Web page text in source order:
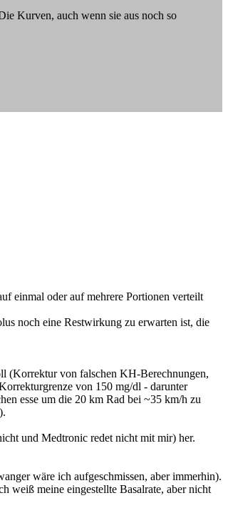
Kurven, auch wenn sie aus noch so
einmal oder auf mehrere Portionen verteilt
noch eine Restwirkung zu erwarten ist, die
(Korrektur von falschen KH-Berechnungen,
von 150 mg/dl - darunter
esse um die 20 km Rad bei ~35 km/h zu
und Medtronic redet nicht mit mir) her.
wäre ich aufgeschmissen, aber immerhin).
weiß meine eingestellte Basalrate, aber nicht